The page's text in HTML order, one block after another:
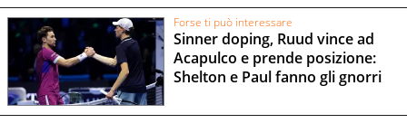
Forse ti può interessare
Sinner doping, Ruud vince ad
Acapulco e prende posizione:
Shelton e Paul fanno gli gnorri